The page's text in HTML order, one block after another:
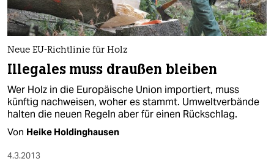
Neue EU-Richtlinie für Holz
Illegales muss draußen bleiben
Wer Holz in die Europäische Union importiert, muss
künftig nachweisen, woher es stammt. Umweltverbände
halten die neuen Regeln aber für einen Rückschlag.
Von Heike Holdinghausen
4.3.2013